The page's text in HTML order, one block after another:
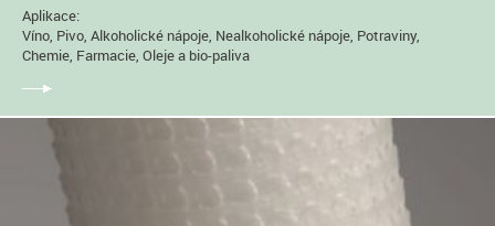
Aplikace:
Víno, Pivo, Alkoholické nápoje, Nealkoholické nápoje, Potraviny,
Chemie, Farmacie, Oleje a bio-paliva